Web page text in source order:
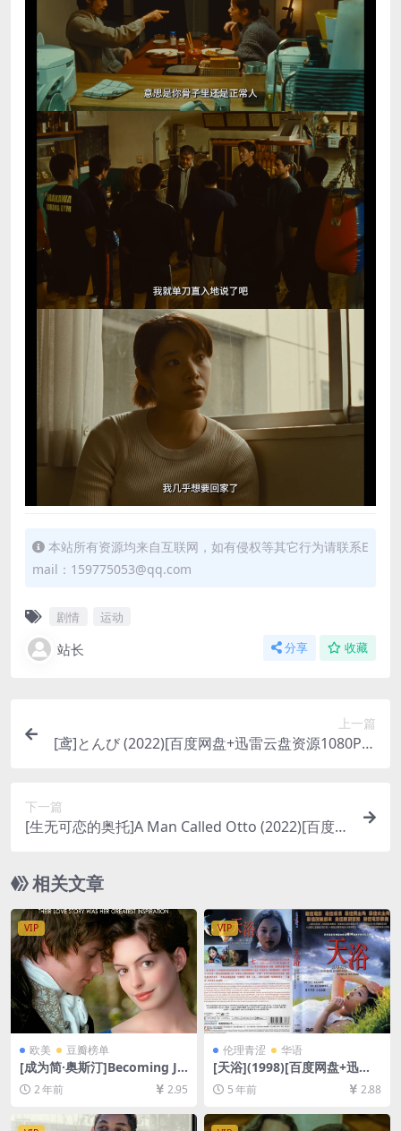
本站所有资源均来自互联网，如有侵权等其它行为请联系E
mail：159775053@qq.com
剧情 运动
站长 分享 收藏
上一篇
[鸢]とんび (2022)[百度网盘+迅雷云盘资源1080P超
下一篇
[生无可恋的奥托]A Man Called Otto (2022)[百度网
文字幕]
相关文章
VIP
欧美 豆瓣榜单
[成为简·奥斯汀]Becoming Ja
ne (2007)[百度网盘+夸克网盘
1080P超清未删减资源][网盘
在线播放/下载][MP4/7.9GB]
[中英字幕]
2 年前 2.95
VIP
伦理青涩 华语
[天浴](1998)[百度网盘+迅雷
云盘资源高清未删减][MP4/5.
1GB][中文字幕]【视频文件
+防和谐压缩包（含解压密
码）】
5 年前 2.88